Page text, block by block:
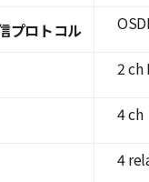
プロトコル
2 ch
4 ch
4